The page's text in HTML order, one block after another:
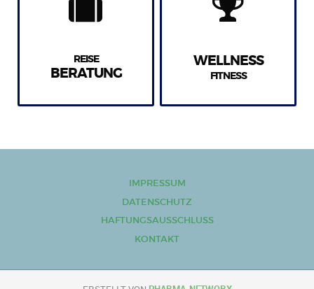
REISE
BERATUNG
WELLNESS
FITNESS
IMPRESSUM
DATENSCHUTZ
HAFTUNGSAUSSCHLUSS
KONTAKT